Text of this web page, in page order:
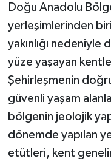
Doğu Anadolu
yerleşimlerinden
yakınlığı
yüze yaşayan
Şehirleşmenin
güvenli yaşam
bölgenin jeolojik
dönemde yapılan
etütleri, kent